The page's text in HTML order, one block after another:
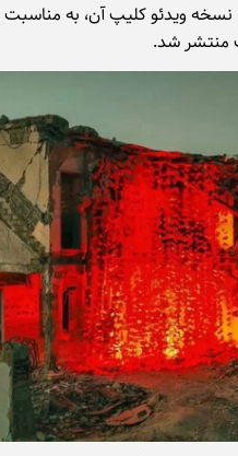
قطعه موسیقایی «انشای آخر» به همراه ۲ نسخه ویدئو کلیپ
منتشر شد.